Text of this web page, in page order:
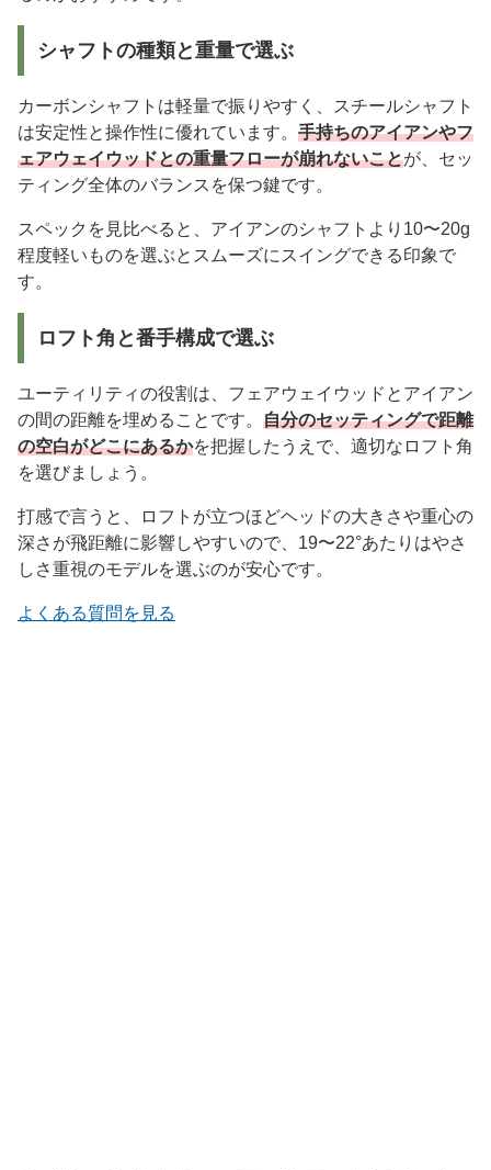
シャフトの種類と重量で選ぶ
カーボンシャフトは軽量で振りやすく、スチールシャフト
は安定性と操作性に優れています。 手持ちのアイアンやフ
ェアウェイウッドとの重量フローが崩れないことが、セッ
ティング全体のバランスを保つ鍵です。
スペックを見比べると、アイアンのシャフトより10〜20g
程度軽いものを選ぶとスムーズにスイングできる印象で
す。
ロフト角と番手構成で選ぶ
ユーティリティの役割は、フェアウェイウッドとアイアン
の間の距離を埋めることです。 自分のセッティングで距離
の空白がどこにあるかを把握したうえで、適切なロフト角
を選びましょう。
打感で言うと、ロフトが立つほどヘッドの大きさや重心の
深さが飛距離に影響しやすいので、19〜22°あたりはやさ
しさ重視のモデルを選ぶのが安心です。
よくある質問を見る